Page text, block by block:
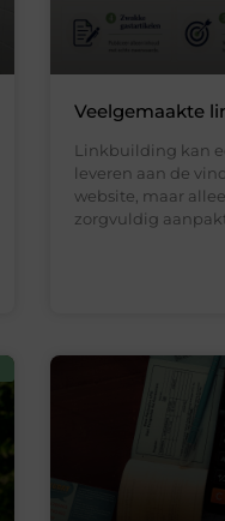
Veelgemaakte
Linkbuilding kan
leveren aan de
website, maar
zorgvuldig